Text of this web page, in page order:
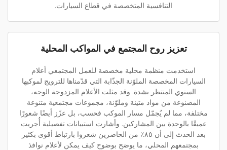
التنافسية المتخصصة في قطاع السيارات.
تعزيز روح المجتمع في المواكب المحلية
استخدمت منظمة محلية مخصصة للعمل المجتمعي أعلام
السيارات المخصصة الملوّنة الجذّابة التي قدّمناها للترويج لموكبها
السنوي المنتظر بشدة. وقد مثلت الأعلام المزدوجة الوجه،
المصنوعة من مواد متينة وملوّنة، مجموعات مجتمعية متنوعة
مختلفة، مما لم يُجمّل مسار الموكب فحسب، بل عزّز أيضًا شعورًا
عميقًا بالوحدة بين المشاركين. وأشارت استبيانات تفصيلية أُجريت
بعد الحدث إلى أن ٨٥٪ من الحاضرين شعروا بارتباط أقوى بكثير
بمجتمعهم المحلي، ما يوضح بوضوح كيف يمكن لأعلام نوافذ